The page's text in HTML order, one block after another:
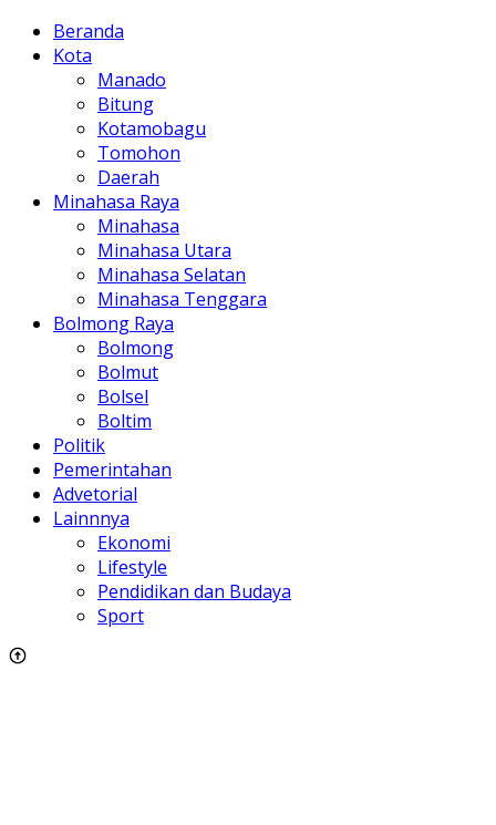
Beranda
Kota
Manado
Bitung
Kotamobagu
Tomohon
Daerah
Minahasa Raya
Minahasa
Minahasa Utara
Minahasa Selatan
Minahasa Tenggara
Bolmong Raya
Bolmong
Bolmut
Bolsel
Boltim
Politik
Pemerintahan
Advetorial
Lainnnya
Ekonomi
Lifestyle
Pendidikan dan Budaya
Sport